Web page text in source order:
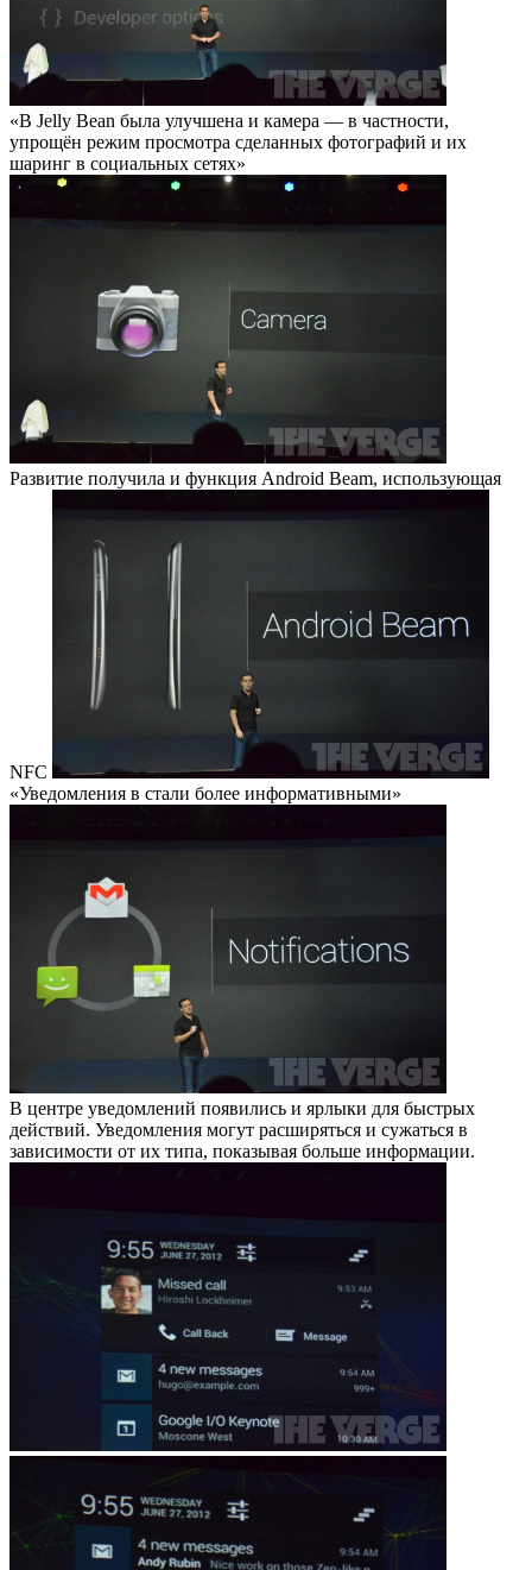
«В Jelly Bean была улучшена и камера — в частности,
упрощён режим просмотра сделанных фотографий и их
шаринг в социальных сетях»
Развитие получила и функция Android Beam, использующая
NFC
«Уведомления в стали более информативными»
В центре уведомлений появились и ярлыки для быстрых
действий. Уведомления могут расширяться и сужаться в
зависимости от их типа, показывая больше информации.